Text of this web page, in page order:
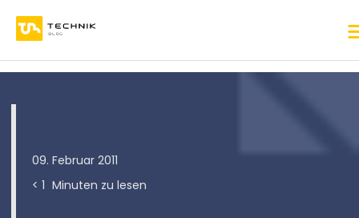
09. Februar 2011
< 1 Minuten zu lesen